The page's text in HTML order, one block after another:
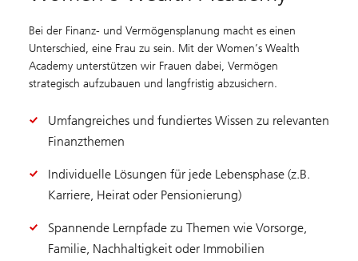
Bei der Finanz- und Vermögensplanung macht es einen
Unterschied, eine Frau zu sein. Mit der Women’s Wealth
Academy unterstützen wir Frauen dabei, Vermögen
strategisch aufzubauen und langfristig abzusichern.
Umfangreiches und fundiertes Wissen zu relevanten
Finanzthemen
Individuelle Lösungen für jede Lebensphase (z.B.
Karriere, Heirat oder Pensionierung)
Spannende Lernpfade zu Themen wie Vorsorge,
Familie, Nachhaltigkeit oder Immobilien